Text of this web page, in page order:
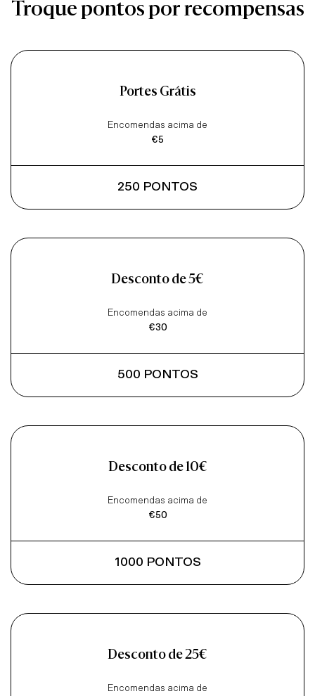
Troque pontos por recompensas
Portes Grátis
Encomendas acima de
€5
250 PONTOS
Desconto de 5€
Encomendas acima de
€30
500 PONTOS
Desconto de 10€
Encomendas acima de
€50
1000 PONTOS
Desconto de 25€
Encomendas acima de